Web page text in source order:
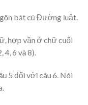
bát cú Đường luật.
hợp vần ở chữ cuối
4, 6 và 8).
5 đối với câu 6. Nói